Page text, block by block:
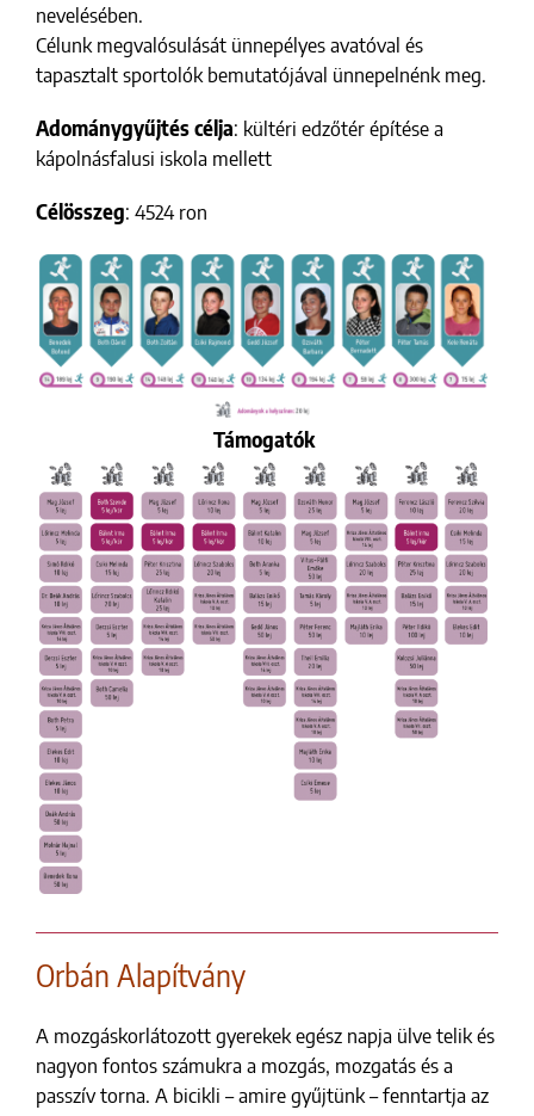
nevelésében.
Célunk megvalósulását ünnepélyes avatóval és
tapasztalt sportolók bemutatójával ünnepelnénk meg.
Adománygyűjtés célja: kültéri edzőtér építése a
kápolnásfalusi iskola mellett
Célösszeg: 4524 ron
Támogatók
Orbán Alapítvány
A mozgáskorlátozott gyerekek egész napja ülve telik és
nagyon fontos számukra a mozgás, mozgatás és a
passzív torna. A bicikli – amire gyűjtünk – fenntartja az